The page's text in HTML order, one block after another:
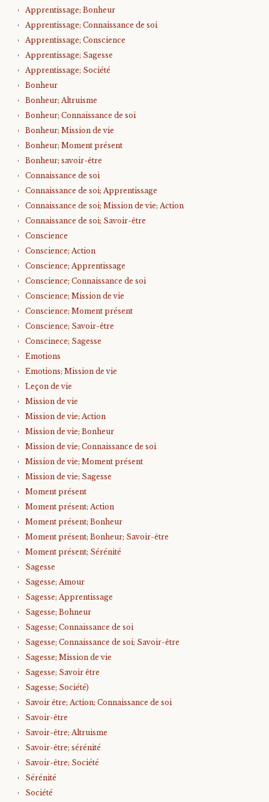
Apprentissage; Bonheur
Apprentissage; Connaissance de soi
Apprentissage; Conscience
Apprentissage; Sagesse
Apprentissage; Société
Bonheur
Bonheur; Altruisme
Bonheur; Connaissance de soi
Bonheur; Mission de vie
Bonheur; Moment présent
Bonheur; savoir-être
Connaissance de soi
Connaissance de soi; Apprentissage
Connaissance de soi; Mission de vie; Action
Connaissance de soi; Savoir-être
Conscience
Conscience; Action
Conscience; Apprentissage
Conscience; Connaissance de soi
Conscience; Mission de vie
Conscience; Moment présent
Conscience; Savoir-être
Conscinece; Sagesse
Emotions
Emotions; Mission de vie
Leçon de vie
Mission de vie
Mission de vie; Action
Mission de vie; Bonheur
Mission de vie; Connaissance de soi
Mission de vie; Moment présent
Mission de vie; Sagesse
Moment présent
Moment présent; Action
Moment présent; Bonheur
Moment présent; Bonheur; Savoir-être
Moment présent; Sérénité
Sagesse
Sagesse; Amour
Sagesse; Apprentissage
Sagesse; Bohneur
Sagesse; Connaissance de soi
Sagesse; Connaissance de soi; Savoir-être
Sagesse; Mission de vie
Sagesse; Savoir être
Sagesse; Société)
Savoir être; Action; Connaissance de soi
Savoir-être
Savoir-être; Altruisme
Savoir-être; sérénité
Savoir-être; Société
Sérénité
Société